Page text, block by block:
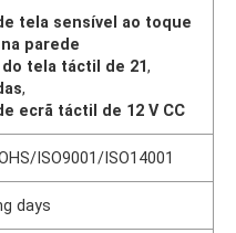
tela sensível ao toque
parede
tela táctil de 21,
,
ecrã táctil de 12 V CC
ISO9001/ISO14001
days